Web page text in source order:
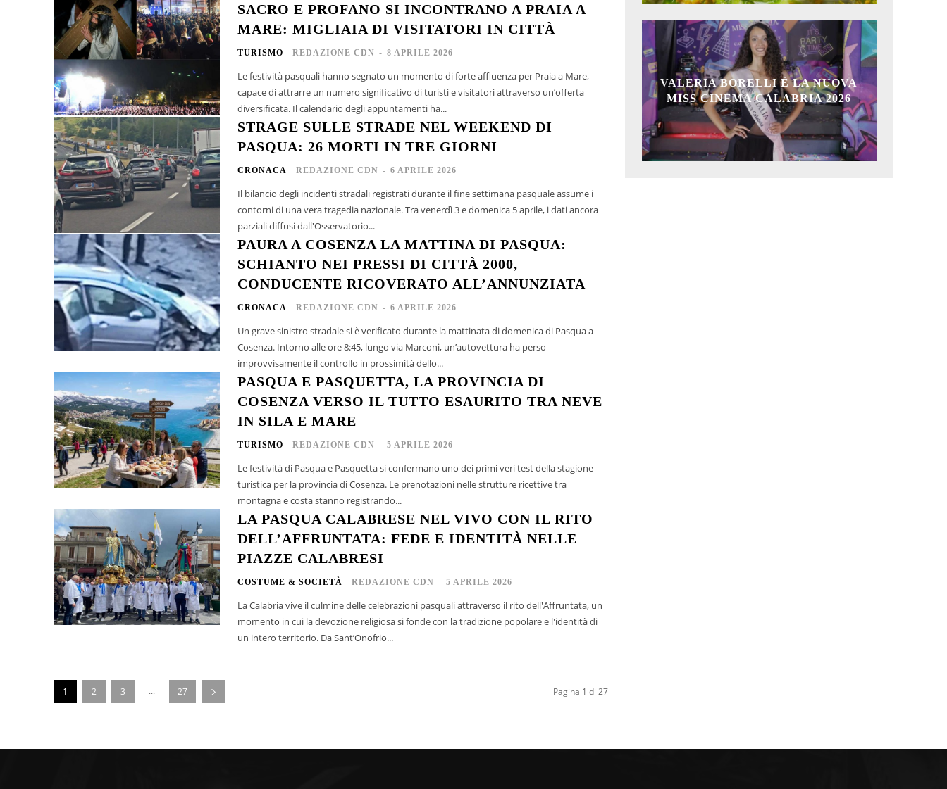
SACRO E PROFANO SI INCONTRANO A PRAIA A
MARE: MIGLIAIA DI VISITATORI IN CITTÀ
TURISMO REDAZIONE CDN - 8 APRILE 2026
Le festività pasquali hanno segnato un momento di forte affluenza per Praia a Mare,
capace di attrarre un numero significativo di turisti e visitatori attraverso un’offerta
diversificata. Il calendario degli appuntamenti ha...
STRAGE SULLE STRADE NEL WEEKEND DI
PASQUA: 26 MORTI IN TRE GIORNI
CRONACA REDAZIONE CDN - 6 APRILE 2026
Il bilancio degli incidenti stradali registrati durante il fine settimana pasquale assume i
contorni di una vera tragedia nazionale. Tra venerdì 3 e domenica 5 aprile, i dati ancora
parziali diffusi dall'Osservatorio...
PAURA A COSENZA LA MATTINA DI PASQUA:
SCHIANTO NEI PRESSI DI CITTÀ 2000,
CONDUCENTE RICOVERATO ALL’ANNUNZIATA
CRONACA REDAZIONE CDN - 6 APRILE 2026
Un grave sinistro stradale si è verificato durante la mattinata di domenica di Pasqua a
Cosenza. Intorno alle ore 8:45, lungo via Marconi, un’autovettura ha perso
improvvisamente il controllo in prossimità dello...
PASQUA E PASQUETTA, LA PROVINCIA DI
COSENZA VERSO IL TUTTO ESAURITO TRA NEVE
IN SILA E MARE
TURISMO REDAZIONE CDN - 5 APRILE 2026
Le festività di Pasqua e Pasquetta si confermano uno dei primi veri test della stagione
turistica per la provincia di Cosenza. Le prenotazioni nelle strutture ricettive tra
montagna e costa stanno registrando...
LA PASQUA CALABRESE NEL VIVO CON IL RITO
DELL’AFFRUNTATA: FEDE E IDENTITÀ NELLE
PIAZZE CALABRESI
COSTUME & SOCIETÀ REDAZIONE CDN - 5 APRILE 2026
La Calabria vive il culmine delle celebrazioni pasquali attraverso il rito dell'Affruntata, un
momento in cui la devozione religiosa si fonde con la tradizione popolare e l'identità di
un intero territorio. Da Sant’Onofrio...
1 2 3 ... 27 Pagina 1 di 27
VALERIA BORELLI È LA NUOVA
MISS CINEMA CALABRIA 2026